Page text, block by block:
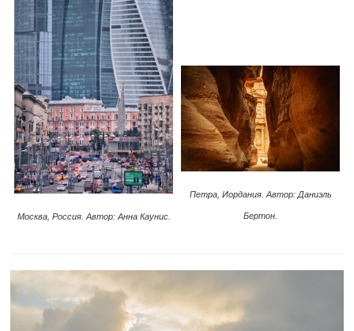
Москва, Россия. Автор: Анна Каунис.
Петра, Иордания. Автор: Даниэль
Бертон.